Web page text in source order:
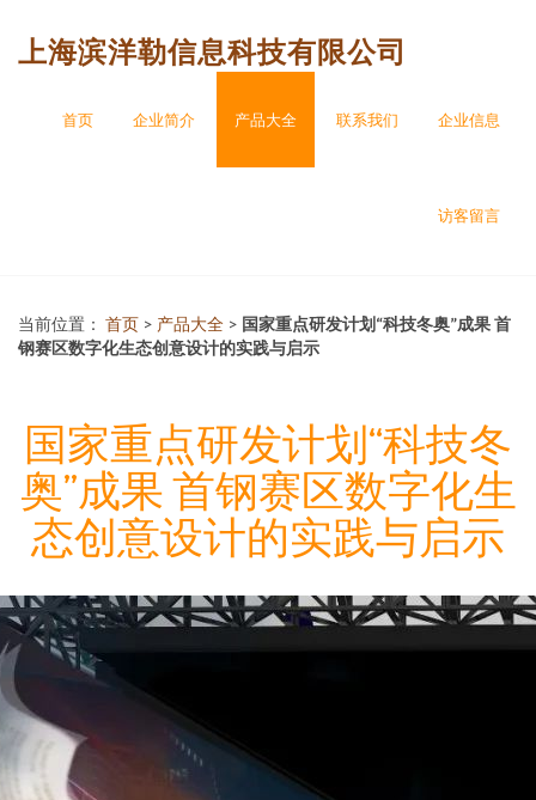
上海滨洋勒信息科技有限公司
首页 企业简介 产品大全 联系我们 企业信息
访客留言
当前位置： 首页 > 产品大全 > 国家重点研发计划“科技冬奥”成果 首
钢赛区数字化生态创意设计的实践与启示
国家重点研发计划“科技冬
奥”成果 首钢赛区数字化生
态创意设计的实践与启示